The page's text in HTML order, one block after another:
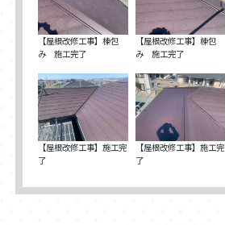
【屋根改修工事】棟包
み 施工完了
【屋根改修工事】棟包
み 施工完了
【屋根改修工事】施工完
了
【屋根改修工事】施工完
了